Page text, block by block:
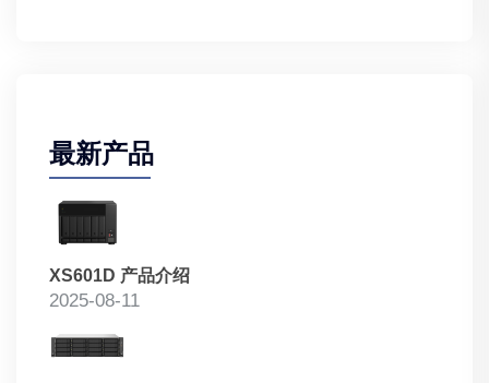
最新产品
XS601D 产品介绍
2025-08-11